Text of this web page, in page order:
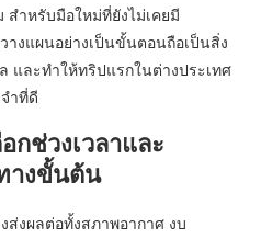
สำหรับมือใหม่ที่ยังไม่เคยมี
งแผนอย่างเป็นขั้นตอนถือเป็นสิ่ง
และทำให้ทริปแรกในต่างประเทศ
ำที่ดี
กช่วงเวลาและ
างขั้นต้น
ส่งผลต่อทั้งสภาพอากาศ งบ